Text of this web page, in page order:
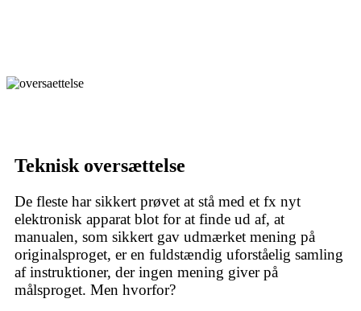
Teknisk oversættelse
De fleste har sikkert prøvet at stå med et fx nyt
elektronisk apparat blot for at finde ud af, at
manualen, som sikkert gav udmærket mening på
originalsproget, er en fuldstændig uforståelig samling
af instruktioner, der ingen mening giver på
målsproget. Men hvorfor?